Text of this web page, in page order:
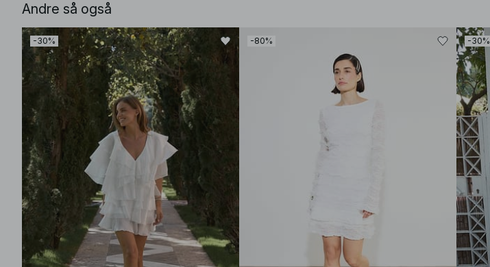
Andre så også
-30% -80% -30%